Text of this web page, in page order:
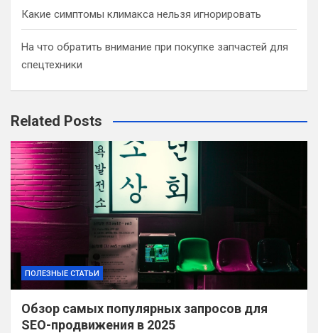
Какие симптомы климакса нельзя игнорировать
На что обратить внимание при покупке запчастей для
спецтехники
Related Posts
ПОЛЕЗНЫЕ СТАТЬИ
Обзор самых популярных запросов для
SEO-продвижения в 2025